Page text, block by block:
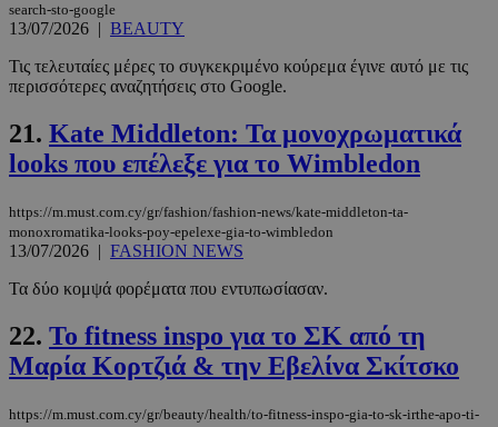
search-sto-google
13/07/2026 | BEAUTY
Τις τελευταίες μέρες το συγκεκριμένο κούρεμα έγινε αυτό με τις
περισσότερες αναζητήσεις στο Google.
21. Kate Middleton: Τα μονοχρωματικά
looks που επέλεξε για το Wimbledon
https://m.must.com.cy/gr/fashion/fashion-news/kate-middleton-ta-
monoxromatika-looks-poy-epelexe-gia-to-wimbledon
13/07/2026 | FASHION NEWS
Τα δύο κομψά φορέματα που εντυπωσίασαν.
22. Το fitness inspo για το ΣΚ από τη
Μαρία Κορτζιά & την Εβελίνα Σκίτσκο
https://m.must.com.cy/gr/beauty/health/to-fitness-inspo-gia-to-sk-irthe-apo-ti-
__cf_bm
__cf_bm
Cloudflare Inc.
.pexels.com
Google